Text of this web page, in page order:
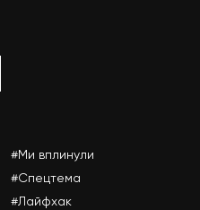
#Ми вплинули
#Спецтема
#Лайфхак